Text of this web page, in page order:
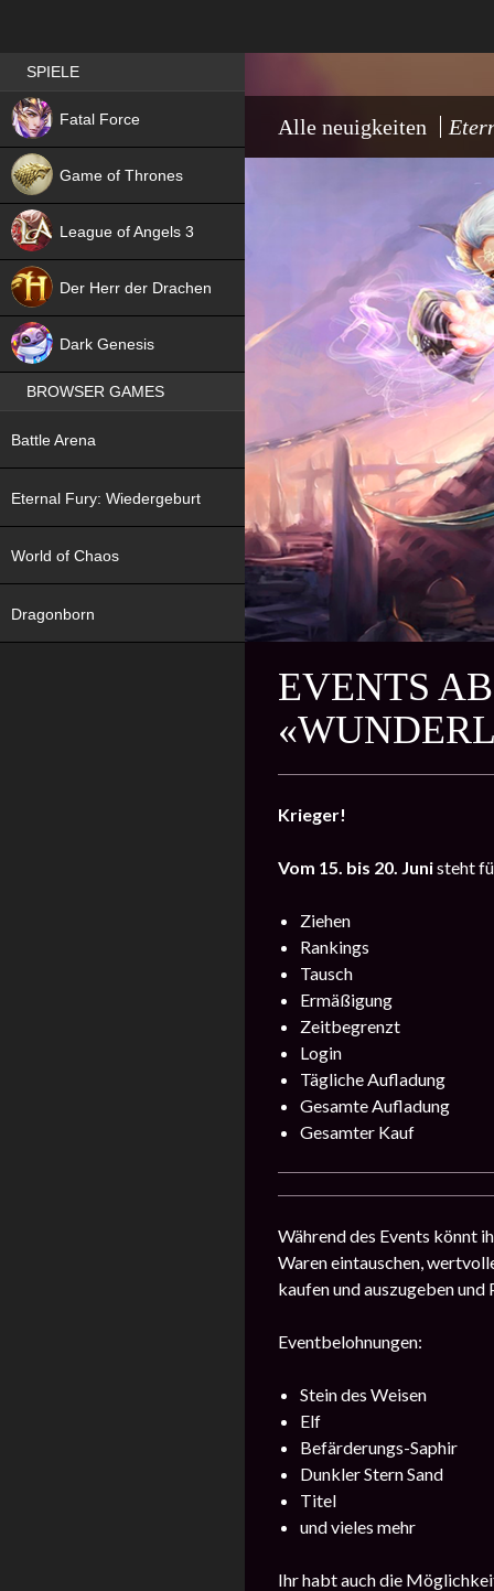
Alle neuigkeiten
EVENTS
Krieger!
Vom 15. bis 20. Junisteht
Ziehen
Rankings
Tausch
Ermäßigung
Zeitbegrenzt
Login
Tägliche Aufladung
Gesamte Aufladung
Gesamter Kauf
Während des Events könnt
Waren eintauschen,
kaufen und auszugeben und
Eventbelohnungen:
Stein des Weisen
Elf
Befärderungs-Saphir
Dunkler Stern Sand
Titel
und vieles mehr
Ihr habt auch die
Best RPG games in Germany
SPIELE
Fatal Force
NEW
Game of Thrones
League of Angels 3
Der Herr der Drachen
Dark Genesis
BROWSER GAMES
Battle Arena
Eternal Fury: Wiedergeburt
World of Chaos
Dragonborn